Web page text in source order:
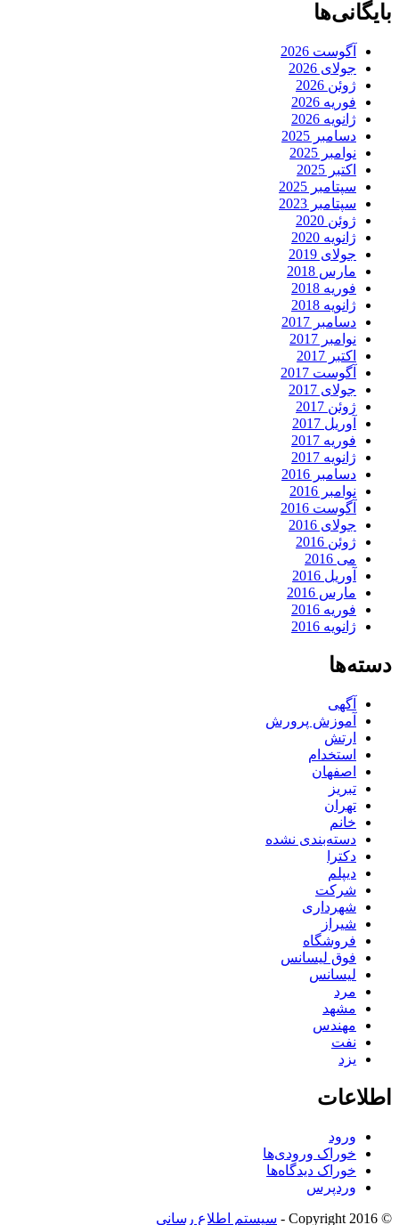
بایگانی‌ها
آگوست 2026
جولای 2026
ژوئن 2026
فوریه 2026
ژانویه 2026
دسامبر 2025
نوامبر 2025
اکتبر 2025
سپتامبر 2025
سپتامبر 2023
ژوئن 2020
ژانویه 2020
جولای 2019
مارس 2018
فوریه 2018
ژانویه 2018
دسامبر 2017
نوامبر 2017
اکتبر 2017
آگوست 2017
جولای 2017
ژوئن 2017
آوریل 2017
فوریه 2017
ژانویه 2017
دسامبر 2016
نوامبر 2016
آگوست 2016
جولای 2016
ژوئن 2016
می 2016
آوریل 2016
مارس 2016
فوریه 2016
ژانویه 2016
دسته‌ها
آگهی
آموزش پرورش
ارتش
استخدام
اصفهان
تبریز
تهران
خانم
دسته‌بندی نشده
دکترا
دیپلم
شرکت
شهرداری
شیراز
فروشگاه
فوق لیسانس
لیسانس
مرد
مشهد
مهندس
نفت
یزد
اطلاعات
ورود
خوراک ورودی‌ها
خوراک دیدگاه‌ها
وردپرس
© Copyright 2016 - سیستم اطلاع رسانی